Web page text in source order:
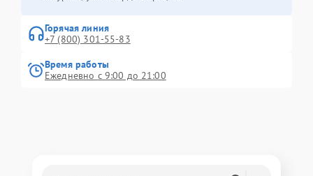
Горячая линия
+7 (800) 301-55-83
Время работы
Ежедневно с 9:00 до 21:00